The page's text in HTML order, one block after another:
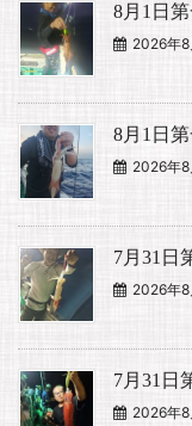
8月1日
2026年8
8月1日
2026年8
7月31日
2026年8
7月31日
2026年8